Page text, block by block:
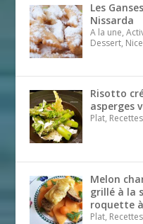
Les
Nissarda
A la une,
Dessert,
Risotto
asperges
Plat, Recettes
Melon
grillé à la
roquette à
Plat, Recettes